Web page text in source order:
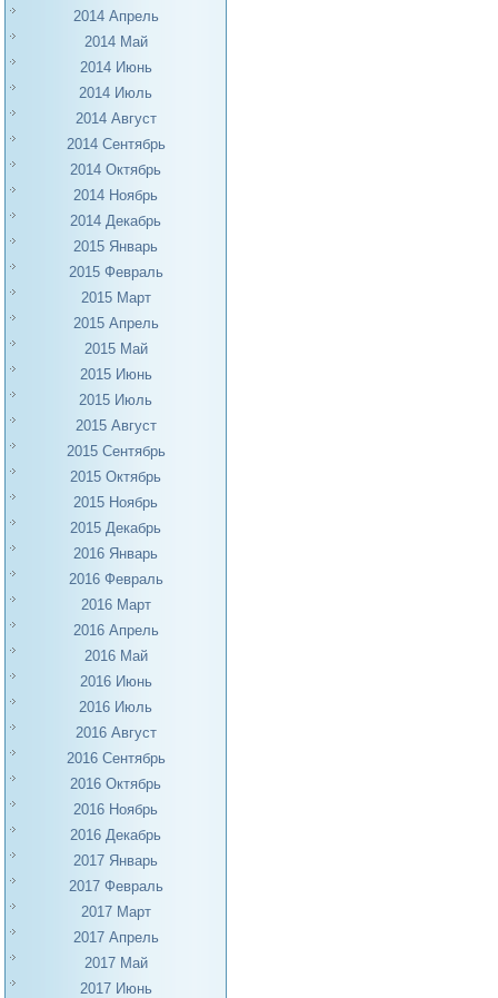
2014 Апрель
2014 Май
2014 Июнь
2014 Июль
2014 Август
2014 Сентябрь
2014 Октябрь
2014 Ноябрь
2014 Декабрь
2015 Январь
2015 Февраль
2015 Март
2015 Апрель
2015 Май
2015 Июнь
2015 Июль
2015 Август
2015 Сентябрь
2015 Октябрь
2015 Ноябрь
2015 Декабрь
2016 Январь
2016 Февраль
2016 Март
2016 Апрель
2016 Май
2016 Июнь
2016 Июль
2016 Август
2016 Сентябрь
2016 Октябрь
2016 Ноябрь
2016 Декабрь
2017 Январь
2017 Февраль
2017 Март
2017 Апрель
2017 Май
2017 Июнь